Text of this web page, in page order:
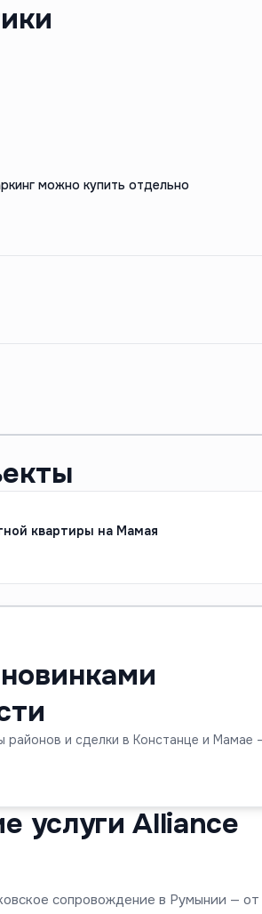
можно купить отдельно
Продажа 3-х комнатной квартиры на Мамая
районов и сделки в Констанце и Мамае
услуги Alliance
сопровождение в Румынии — от